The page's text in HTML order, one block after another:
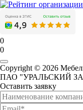
0
0
Copyright © 2026
ПАО "УРАЛЬСКИЙ
Оставить заявку